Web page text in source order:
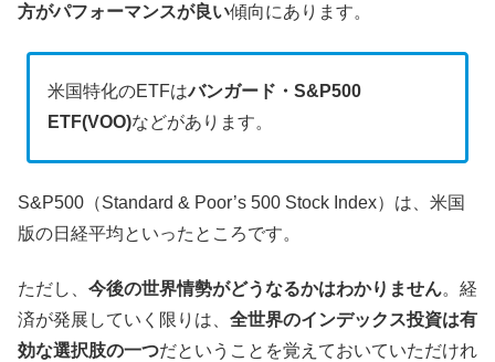
方がパフォーマンスが良い傾向にあります。
米国特化のETFはバンガード・S&P500
ETF(VOO)などがあります。
S&P500（Standard & Poor’s 500 Stock Index）は、米国
版の日経平均といったところです。
ただし、 今後の世界情勢がどうなるかはわかりません。経
済が発展していく限りは、 全世界のインデックス投資は有
効な選択肢の一つだということを覚えておいていただけれ